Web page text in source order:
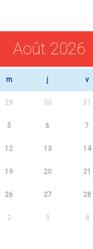
Août 2026
m j v
29 30 31
5 6 7
12 13 14
19 20 21
26 27 28
2 3 4